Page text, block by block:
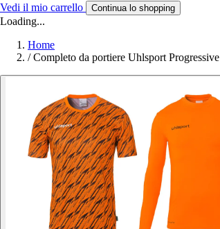
Vedi il mio carrello Continua lo shopping
Loading...
Home
/ Completo da portiere Uhlsport Progressive